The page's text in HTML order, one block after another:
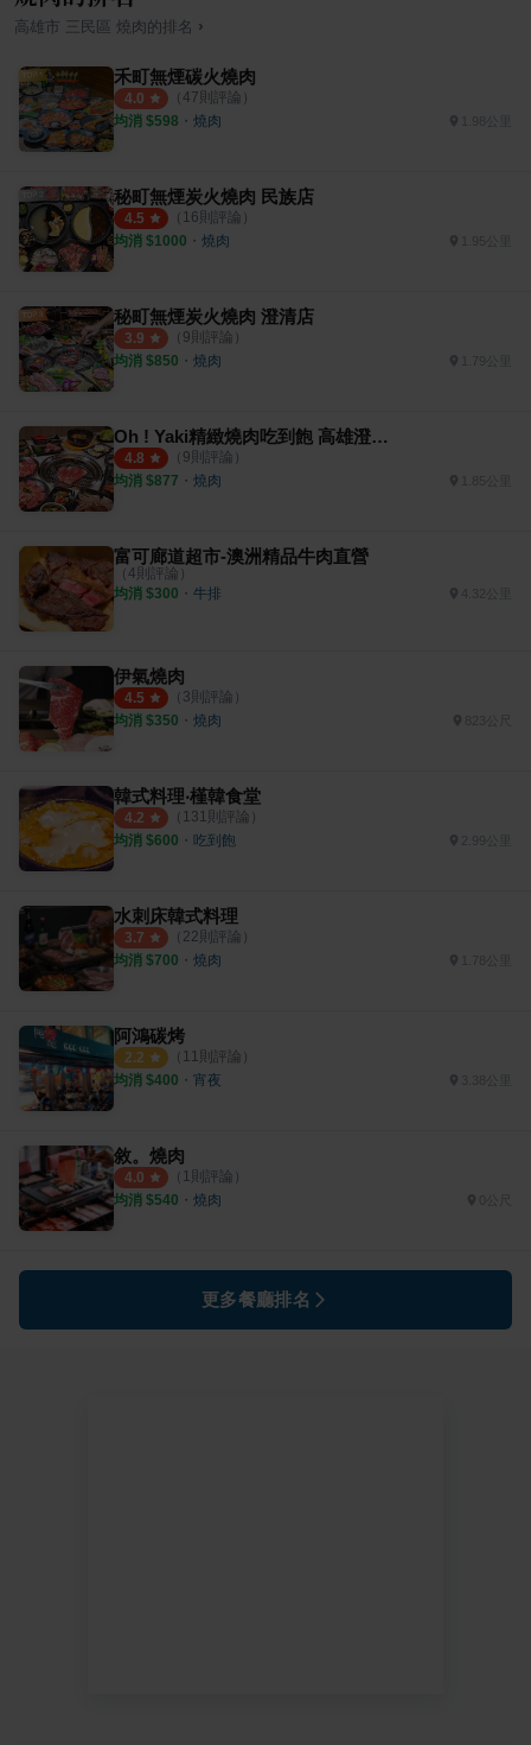
高雄市 三民區 燒肉的排名 ›
禾町無煙碳火燒肉
4.0 （ 47則評論）
均消 $598 ・ 燒肉
秘町無煙炭火燒肉 民族店
4.5 （ 16則評論）
均消 $1000 ・ 燒肉 1.95公里
秘町無煙炭火燒肉 澄清店
3.9 （ 9則評論）
均消 $850 ・ 燒肉
Oh ! Yaki精緻燒肉吃到飽 高雄澄清店
4.8 （ 9則評論）
均消 $877 ・ 燒肉 1.85公里
富可廊道超市-澳洲精品牛肉直營
（ 4則評論）
均消 $300 ・ 牛排 4.32公里
伊氣燒肉
4.5 （ 3則評論）
均消 $350 ・ 燒肉
韓式料理‧槿韓食堂
4.2 （ 131 則評論）
均消 $600 ・ 吃到飽
水刺床韓式料理
3.7 （ 22則評論）
均消 $700 ・ 燒肉
阿鴻碳烤
2.2 （ 11 則評論）
均消 $400 ・ 宵夜
敘。燒肉
4.0 （ 1 則評論）
均消 $540 ・ 燒肉
更多餐廳排名